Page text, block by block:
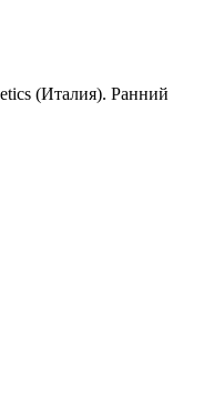
(Италия). Ранний